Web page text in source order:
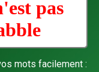
pas
mots facilement :